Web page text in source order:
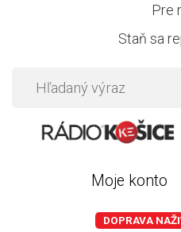
Pre
Staň sa
Moje konto
DOPRAVA